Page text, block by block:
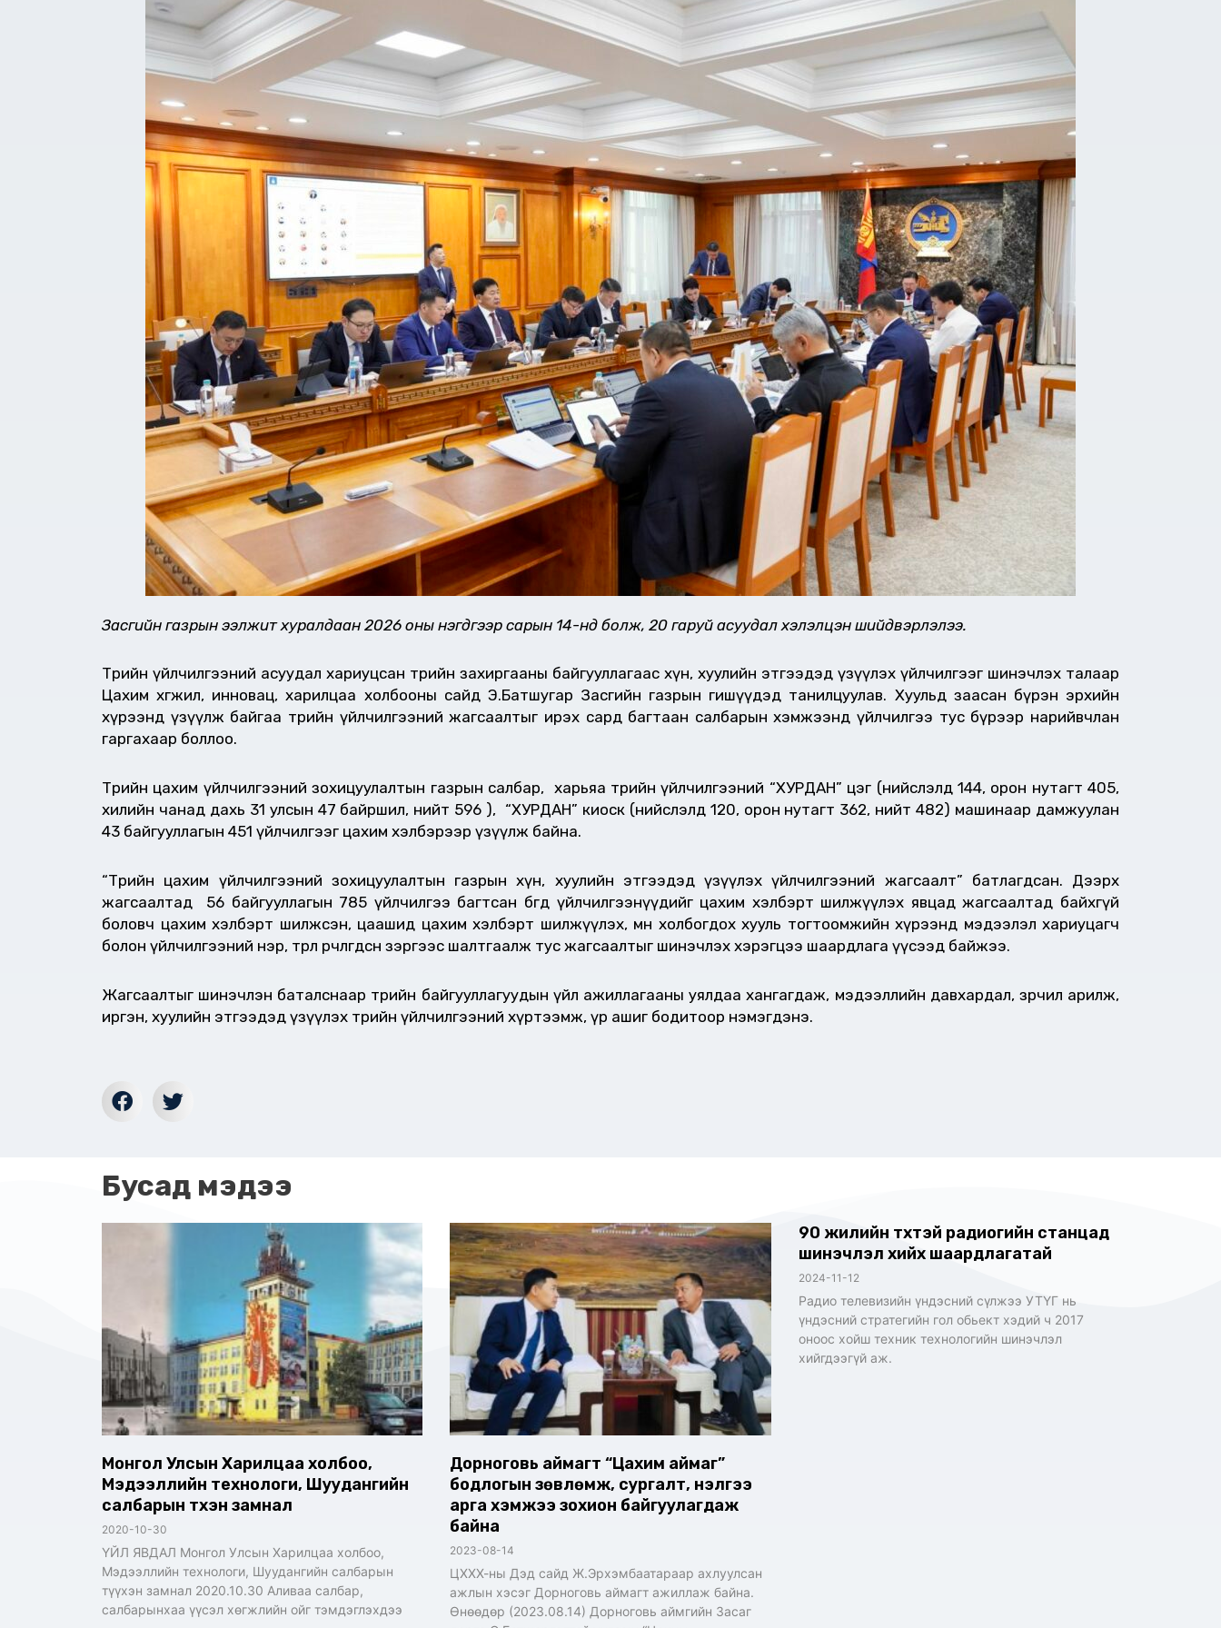
Засгийн газрын ээлжит хуралдаан 2026 оны нэгдүгээр сарын 14-нд болж, 20 гаруй асуудал хэлэлцэн шийдвэрлэлээ.
Төрийн үйлчилгээний асуудал хариуцсан төрийн захиргааны байгууллагаас хүн, хуулийн этгээдэд үзүүлэх үйлчилгээг шинэчлэх талаар
Цахим хөгжил, инновац, харилцаа холбооны сайд Э.Батшугар Засгийн газрын гишүүдэд танилцуулав. Хуульд заасан бүрэн эрхийн
хүрээнд үзүүлж байгаа төрийн үйлчилгээний жагсаалтыг ирэх сард багтаан салбарын хэмжээнд үйлчилгээ тус бүрээр нарийвчлан
гаргахаар боллоо.
Төрийн цахим үйлчилгээний зохицуулалтын газрын салбар, харьяа төрийн үйлчилгээний “ХУРДАН” цэг (нийслэлд 144, орон нутагт 405,
хилийн чанад дахь 31 улсын 47 байршил, нийт 596 ), “ХУРДАН” киоск (нийслэлд 120, орон нутагт 362, нийт 482) машинаар дамжуулан
43 байгууллагын 451 үйлчилгээг цахим хэлбэрээр үзүүлж байна.
“Төрийн цахим үйлчилгээний зохицуулалтын газрын хүн, хуулийн этгээдэд үзүүлэх үйлчилгээний жагсаалт” батлагдсан. Дээрх
жагсаалтад 56 байгууллагын 785 үйлчилгээ багтсан бөгөөд үйлчилгээнүүдийг цахим хэлбэрт шилжүүлэх явцад жагсаалтад байхгүй
боловч цахим хэлбэрт шилжсэн, цаашид цахим хэлбэрт шилжүүлэх, мөн холбогдох хууль тогтоомжийн хүрээнд мэдээлэл хариуцагч
болон үйлчилгээний нэр, төрөл өөрчлөгдсөн зэргээс шалтгаалж тус жагсаалтыг шинэчлэх хэрэгцээ шаардлага үүсээд байжээ.
Жагсаалтыг шинэчлэн баталснаар төрийн байгууллагуудын үйл ажиллагааны уялдаа хангагдаж, мэдээллийн давхардал, зөрчил арилж,
иргэн, хуулийн этгээдэд үзүүлэх төрийн үйлчилгээний хүртээмж, үр ашиг бодитоор нэмэгдэнэ.
Бусад мэдээ
Монгол Улсын Харилцаа холбоо,
Мэдээллийн технологи, Шуудангийн
салбарын түүхэн замнал
2020-10-30
ҮЙЛ ЯВДАЛ Монгол Улсын Харилцаа холбоо,
Мэдээллийн технологи, Шуудангийн салбарын
түүхэн замнал 2020.10.30 Аливаа салбар,
салбарынхаа үүсэл хөгжлийн ойг тэмдэглэхдээ
Дорноговь аймагт “Цахим аймаг”
бодлогын зөвлөмж, сургалт, үнэлгээ
арга хэмжээ зохион байгуулагдаж
байна
2023-08-14
ЦХХХ-ны Дэд сайд Ж.Эрхэмбаатараар ахлуулсан
ажлын хэсэг Дорноговь аймагт ажиллаж байна.
Өнөөдөр (2023.08.14) Дорноговь аймгийн Засаг
90 жилийн түүхтэй радиогийн станцад
шинэчлэл хийх шаардлагатай
2024-11-12
Радио телевизийн үндэсний сүлжээ УТҮГ нь
үндэсний стратегийн гол обьект хэдий ч 2017
оноос хойш техник технологийн шинэчлэл
хийгдээгүй аж.